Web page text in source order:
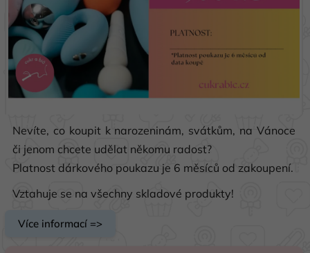
Nevíte, co koupit k narozeninám, svátkům, na Vánoce
či jenom chcete udělat někomu radost?
Platnost dárkového poukazu je 6 měsíců od zakoupení.
Vztahuje se na všechny skladové produkty!
Více informací =>